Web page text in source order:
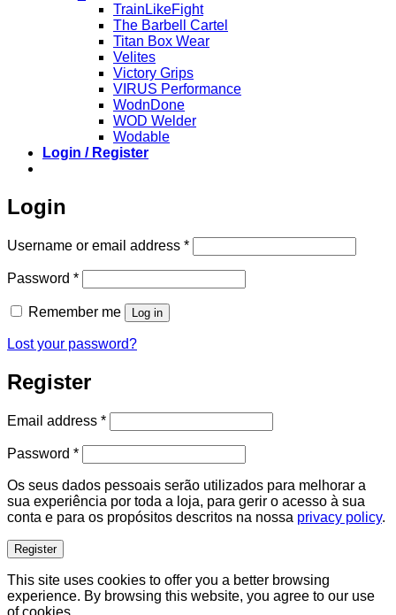
TrainLikeFight
The Barbell Cartel
Titan Box Wear
Velites
Victory Grips
VIRUS Performance
WodnDone
WOD Welder
Wodable
Login / Register
Login
Username or email address *Required
Password *Required
Remember me Log in
Lost your password?
Register
Email address *Required
Password *Required
Os seus dados pessoais serão utilizados para melhorar a
sua experiência por toda a loja, para gerir o acesso à sua
conta e para os propósitos descritos na nossa privacy policy.
Register
This site uses cookies to offer you a better browsing
experience. By browsing this website, you agree to our use
of cookies.